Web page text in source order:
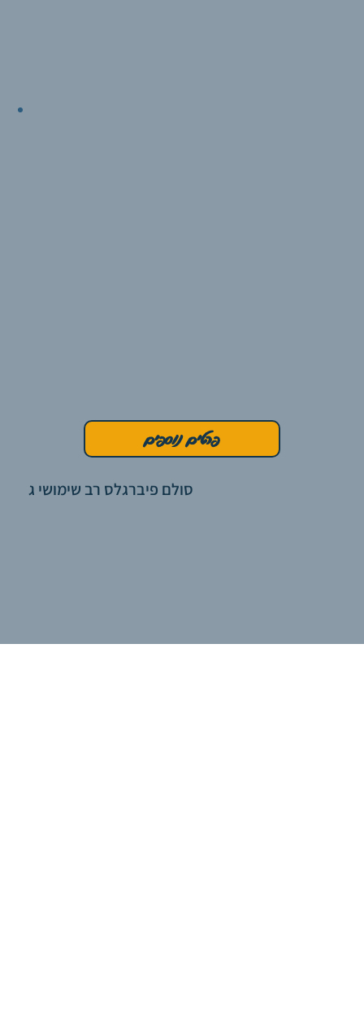
סולם פיברגלס רב שימושי ג
פרטים נוספים